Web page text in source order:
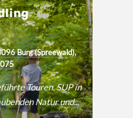
Burg (Spreewald),
Touren. SUP in
Natur und...